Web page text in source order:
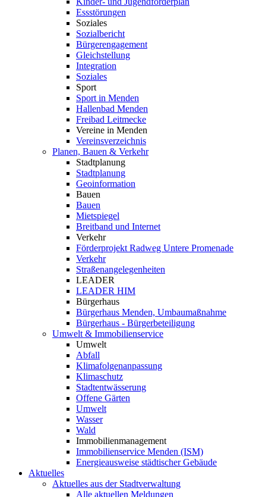
Essstörungen
Soziales
Sozialbericht
Bürgerengagement
Gleichstellung
Integration
Soziales
Sport
Sport in Menden
Hallenbad Menden
Freibad Leitmecke
Vereine in Menden
Vereinsverzeichnis
Planen, Bauen & Verkehr
Stadtplanung
Stadtplanung
Geoinformation
Bauen
Bauen
Mietspiegel
Breitband und Internet
Verkehr
Förderprojekt Radweg Untere Promenade
Verkehr
Straßenangelegenheiten
LEADER
LEADER HIM
Bürgerhaus
Bürgerhaus Menden, Umbaumaßnahme
Bürgerhaus - Bürgerbeteiligung
Umwelt & Immobilienservice
Umwelt
Abfall
Klimafolgenanpassung
Klimaschutz
Stadtentwässerung
Offene Gärten
Umwelt
Wasser
Wald
Immobilienmanagement
Immobilienservice Menden (ISM)
Energieausweise städtischer Gebäude
Aktuelles
Aktuelles aus der Stadtverwaltung
Alle aktuellen Meldungen